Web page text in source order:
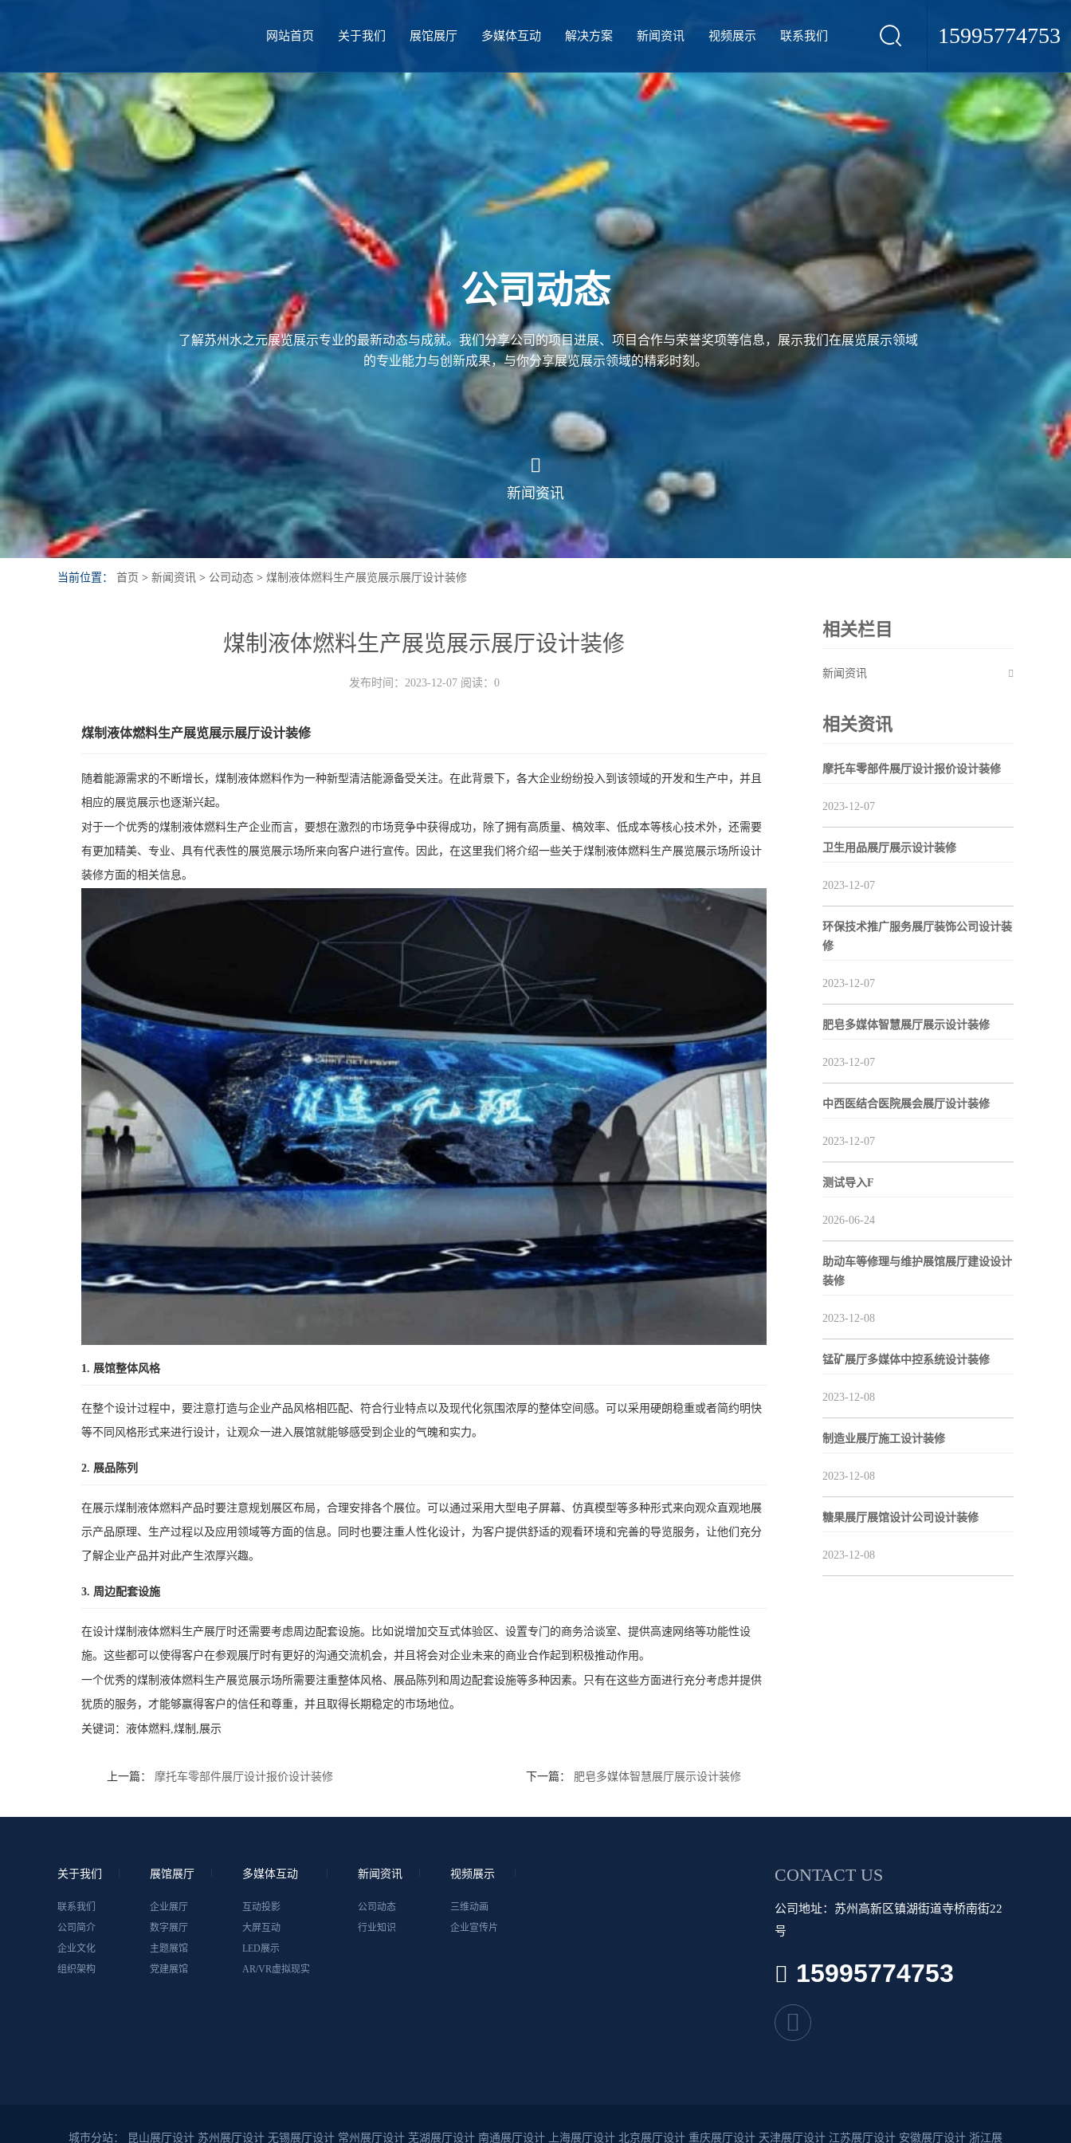
15995774753
网站首页 关于我们 展馆展厅 多媒体互动 解决方案 新闻资讯 视频展示 联系我们
公司动态
了解苏州水之元展览展示专业的最新动态与成就。我们分享公司的项目进展、项目合作与荣誉奖项等信息，展示我们在展览展示领域
的专业能力与创新成果，与你分享展览展示领域的精彩时刻。
新闻资讯
当前位置： 首页 > 新闻资讯 > 公司动态 > 煤制液体燃料生产展览展示展厅设计装修
煤制液体燃料生产展览展示展厅设计装修
发布时间：2023-12-07 阅读：0
煤制液体燃料生产展览展示展厅设计装修
随着能源需求的不断增长，煤制液体燃料作为一种新型清洁能源备受关注。在此背景下，各大企业纷纷投入到该领域的开发和生产中，并且
相应的展览展示也逐渐兴起。
对于一个优秀的煤制液体燃料生产企业而言，要想在激烈的市场竞争中获得成功，除了拥有高质量、槁效率、低成本等核心技术外，还需要
有更加精美、专业、具有代表性的展览展示场所来向客户进行宣传。因此，在这里我们将介绍一些关于煤制液体燃料生产展览展示场所设计
装修方面的相关信息。
1. 展馆整体风格
在整个设计过程中，要注意打造与企业产品风格相匹配、符合行业特点以及现代化氛围浓厚的整体空间感。可以采用硬朗稳重或者简约明快
等不同风格形式来进行设计，让观众一进入展馆就能够感受到企业的气魄和实力。
2. 展品陈列
在展示煤制液体燃料产品时要注意规划展区布局，合理安排各个展位。可以通过采用大型电子屏幕、仿真模型等多种形式来向观众直观地展
示产品原理、生产过程以及应用领域等方面的信息。同时也要注重人性化设计，为客户提供舒适的观看环境和完善的导览服务，让他们充分
了解企业产品并对此产生浓厚兴趣。
3. 周边配套设施
在设计煤制液体燃料生产展厅时还需要考虑周边配套设施。比如说增加交互式体验区、设置专门的商务洽谈室、提供高速网络等功能性设
施。这些都可以使得客户在参观展厅时有更好的沟通交流机会，并且将会对企业未来的商业合作起到积极推动作用。
一个优秀的煤制液体燃料生产展览展示场所需要注重整体风格、展品陈列和周边配套设施等多种因素。只有在这些方面进行充分考虑并提供
犹质的服务，才能够赢得客户的信任和尊重，并且取得长期稳定的市场地位。
关键词： 液体燃料,煤制,展示
上一篇： 摩托车零部件展厅设计报价设计装修 下一篇： 肥皂多媒体智慧展厅展示设计装修
相关栏目
新闻资讯
相关资讯
摩托车零部件展厅设计报价设计装修
2023-12-07
卫生用品展厅展示设计装修
2023-12-07
环保技术推广服务展厅装饰公司设计装
修
2023-12-07
肥皂多媒体智慧展厅展示设计装修
2023-12-07
中西医结合医院展会展厅设计装修
2023-12-07
测试导入F
2026-06-24
助动车等修理与维护展馆展厅建设设计
装修
2023-12-08
锰矿展厅多媒体中控系统设计装修
2023-12-08
制造业展厅施工设计装修
2023-12-08
糖果展厅展馆设计公司设计装修
2023-12-08
关于我们
联系我们
公司简介
企业文化
组织架构
展馆展厅
企业展厅
数字展厅
主题展馆
党建展馆
多媒体互动
互动投影
大屏互动
LED展示
AR/VR虚拟现实
新闻资讯
公司动态
行业知识
视频展示
三维动画
企业宣传片
CONTACT US
公司地址：苏州高新区镇湖街道寺桥南街22
号
15995774753
城市分站： 昆山展厅设计 苏州展厅设计 无锡展厅设计 常州展厅设计 芜湖展厅设计 南通展厅设计 上海展厅设计 北京展厅设计 重庆展厅设计 天津展厅设计 江苏展厅设计 安徽展厅设计 浙江展